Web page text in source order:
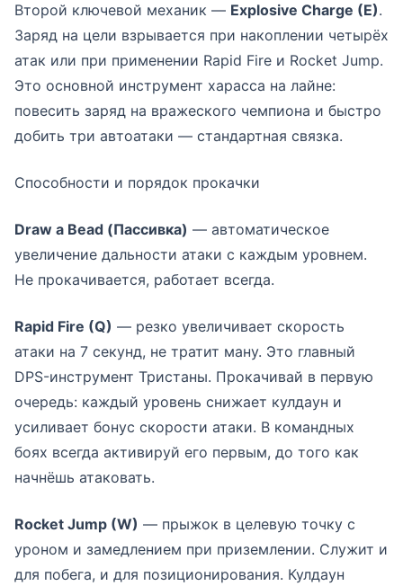
Второй ключевой механик — Explosive Charge (E).
Заряд на цели взрывается при накоплении четырёх
атак или при применении Rapid Fire и Rocket Jump.
Это основной инструмент харасса на лайне:
повесить заряд на вражеского чемпиона и быстро
добить три автоатаки — стандартная связка.
Способности и порядок прокачки
Draw a Bead (Пассивка) — автоматическое
увеличение дальности атаки с каждым уровнем.
Не прокачивается, работает всегда.
Rapid Fire (Q) — резко увеличивает скорость
атаки на 7 секунд, не тратит ману. Это главный
DPS-инструмент Тристаны. Прокачивай в первую
очередь: каждый уровень снижает кулдаун и
усиливает бонус скорости атаки. В командных
боях всегда активируй его первым, до того как
начнёшь атаковать.
Rocket Jump (W) — прыжок в целевую точку с
уроном и замедлением при приземлении. Служит и
для побега, и для позиционирования. Кулдаун